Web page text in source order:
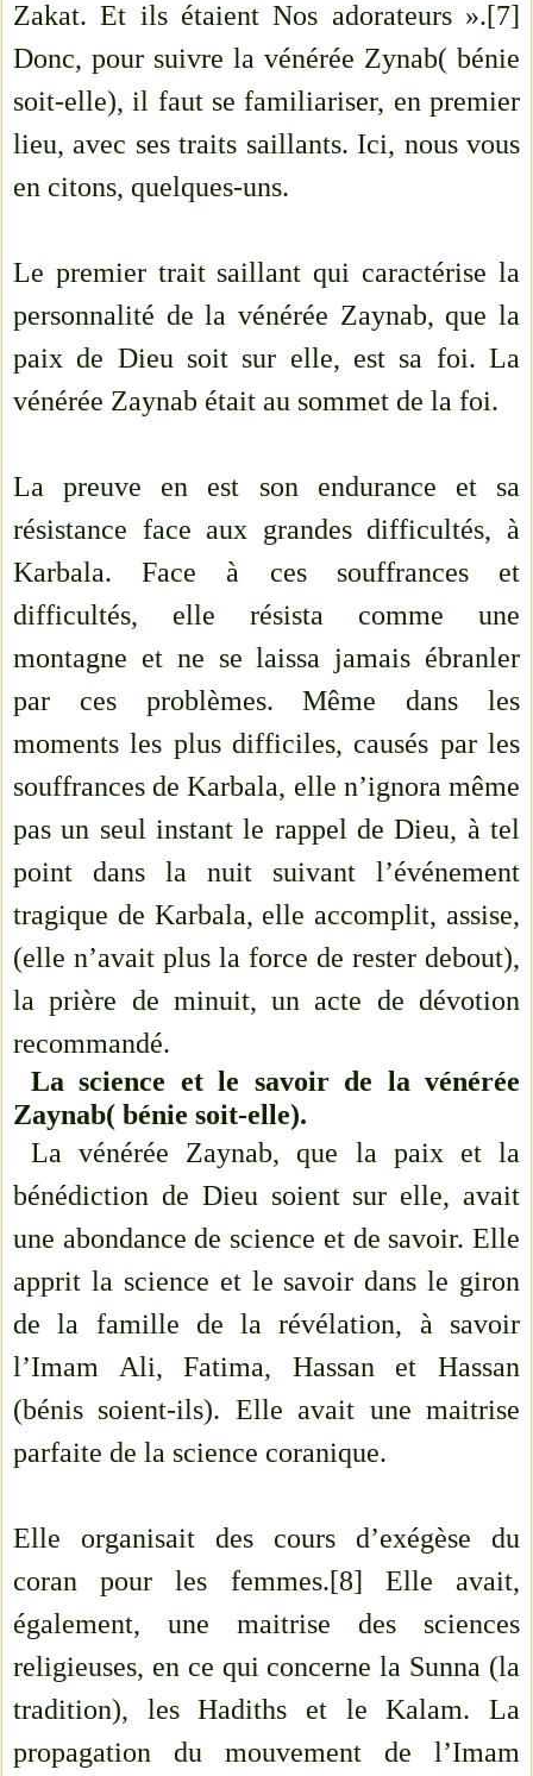
Zakat. Et ils étaient Nos adorateurs ».[7]
Donc, pour suivre la vénérée Zynab( bénie
soit-elle), il faut se familiariser, en premier
lieu, avec ses traits saillants. Ici, nous vous
en citons, quelques-uns.
Le premier trait saillant qui caractérise la
personnalité de la vénérée Zaynab, que la
paix de Dieu soit sur elle, est sa foi. La
vénérée Zaynab était au sommet de la foi.
La preuve en est son endurance et sa
résistance face aux grandes difficultés, à
Karbala. Face à ces souffrances et
difficultés, elle résista comme une
montagne et ne se laissa jamais ébranler
par ces problèmes. Même dans les
moments les plus difficiles, causés par les
souffrances de Karbala, elle n’ignora même
pas un seul instant le rappel de Dieu, à tel
point dans la nuit suivant l’événement
tragique de Karbala, elle accomplit, assise,
(elle n’avait plus la force de rester debout),
la prière de minuit, un acte de dévotion
recommandé.
La science et le savoir de la vénérée
Zaynab( bénie soit-elle).
La vénérée Zaynab, que la paix et la
bénédiction de Dieu soient sur elle, avait
une abondance de science et de savoir. Elle
apprit la science et le savoir dans le giron
de la famille de la révélation, à savoir
l’Imam Ali, Fatima, Hassan et Hassan
(bénis soient-ils). Elle avait une maitrise
parfaite de la science coranique.
Elle organisait des cours d’exégèse du
coran pour les femmes.[8] Elle avait,
également, une maitrise des sciences
religieuses, en ce qui concerne la Sunna (la
tradition), les Hadiths et le Kalam. La
propagation du mouvement de l’Imam